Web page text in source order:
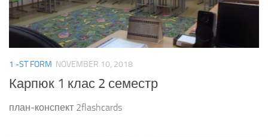
1 -ST FORM NOVEMBER 10, 2018
Карпюк 1 клас 2 семестр
план-конспект 2flashcards